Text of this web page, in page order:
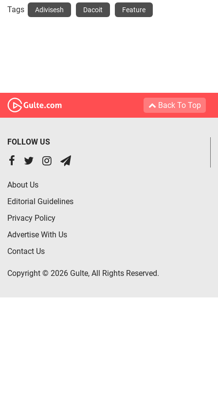
Tags Adivisesh Dacoit Feature
Back To Top
FOLLOW US
About Us
Editorial Guidelines
Privacy Policy
Advertise With Us
Contact Us
Copyright © 2026 Gulte, All Rights Reserved.